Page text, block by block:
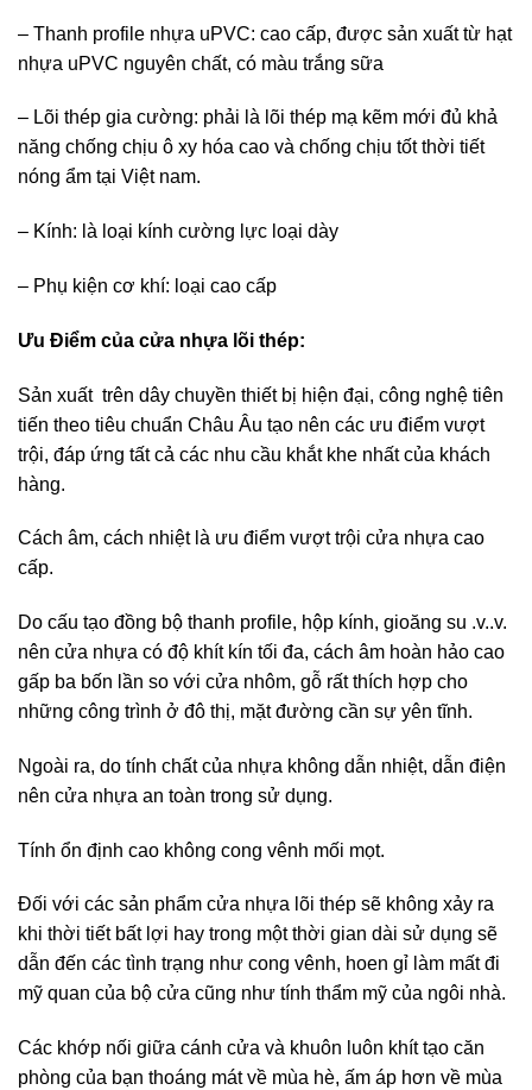
– Thanh profile nhựa uPVC: cao cấp, được sản xuất từ hạt
nhựa uPVC nguyên chất, có màu trắng sữa
– Lõi thép gia cường: phải là lõi thép mạ kẽm mới đủ khả
năng chống chịu ô xy hóa cao và chống chịu tốt thời tiết
nóng ẩm tại Việt nam.
– Kính: là loại kính cường lực loại dày
– Phụ kiện cơ khí: loại cao cấp
Ưu Điểm của cửa nhựa lõi thép:
Sản xuất trên dây chuyền thiết bị hiện đại, công nghệ tiên
tiến theo tiêu chuẩn Châu Âu tạo nên các ưu điểm vượt
trội, đáp ứng tất cả các nhu cầu khắt khe nhất của khách
hàng.
Cách âm, cách nhiệt là ưu điểm vượt trội cửa nhựa cao
cấp.
Do cấu tạo đồng bộ thanh profile, hộp kính, gioăng su .v..v.
nên cửa nhựa có độ khít kín tối đa, cách âm hoàn hảo cao
gấp ba bốn lần so với cửa nhôm, gỗ rất thích hợp cho
những công trình ở đô thị, mặt đường cần sự yên tĩnh.
Ngoài ra, do tính chất của nhựa không dẫn nhiệt, dẫn điện
nên cửa nhựa an toàn trong sử dụng.
Tính ổn định cao không cong vênh mối mọt.
Đối với các sản phẩm cửa nhựa lõi thép sẽ không xảy ra
khi thời tiết bất lợi hay trong một thời gian dài sử dụng sẽ
dẫn đến các tình trạng như cong vênh, hoen gỉ làm mất đi
mỹ quan của bộ cửa cũng như tính thẩm mỹ của ngôi nhà.
Các khớp nối giữa cánh cửa và khuôn luôn khít tạo căn
phòng của bạn thoáng mát về mùa hè, ấm áp hơn về mùa